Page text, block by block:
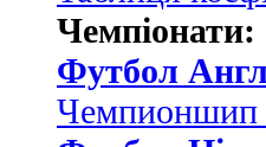
Чемпіонати:
Футбол
Чемпионшип